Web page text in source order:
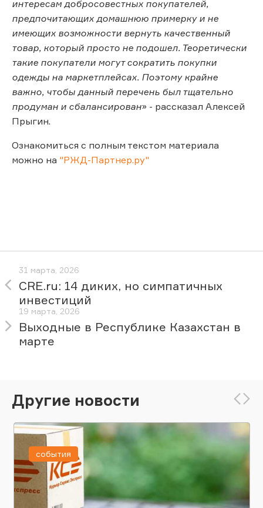
интересам добросовестных покупателей,
предпочитающих домашнюю примерку и не
имеющих возможности вернуть качественный
товар, который просто не подошел. Теоретически
такие покупатели могут сократить покупки
одежды на маркетплейсах. Поэтому крайне
важно, чтобы данный перечень был тщательно
продуман и сбалансирован» - рассказал Алексей
Прыгин.
Ознакомиться с полным текстом материала
можно на "РЖД-Партнер.ру"
31 марта, 2026
CRE.ru: 14 диких, но симпатичных
инвестиций
19 марта, 2026
Выходные в Республике Казахстан в
марте
Другие новости
события